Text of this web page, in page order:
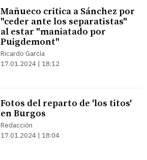
Mañueco critica a Sánchez por
"ceder ante los separatistas"
al estar "maniatado por
Puigdemont"
Ricardo García
17.01.2024 | 18:12
Fotos del reparto de 'los titos'
en Burgos
Redacción
17.01.2024 | 18:04